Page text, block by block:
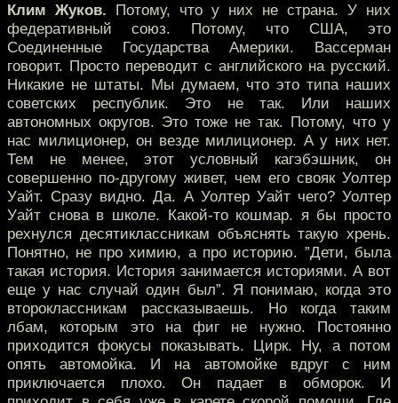
Клим Жуков. Потому, что у них не страна. У них
федеративный союз. Потому, что США, это
Соединенные Государства Америки. Вассерман
говорит. Просто переводит с английского на русский.
Никакие не штаты. Мы думаем, что это типа наших
советских республик. Это не так. Или наших
автономных округов. Это тоже не так. Потому, что у
нас милиционер, он везде милиционер. А у них нет.
Тем не менее, этот условный кагэбэшник, он
совершенно по-другому живет, чем его свояк Уолтер
Уайт. Сразу видно. Да. А Уолтер Уайт чего? Уолтер
Уайт снова в школе. Какой-то кошмар. я бы просто
рехнулся десятиклассникам объяснять такую хрень.
Понятно, не про химию, а про историю. ”Дети, была
такая история. История занимается историями. А вот
еще у нас случай один был”. Я понимаю, когда это
второклассникам рассказываешь. Но когда таким
лбам, которым это на фиг не нужно. Постоянно
приходится фокусы показывать. Цирк. Ну, а потом
опять автомойка. И на автомойке вдруг с ним
приключается плохо. Он падает в обморок. И